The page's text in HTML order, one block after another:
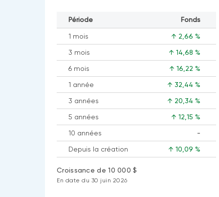
Période Fonds
1 mois ↑ 2,66 %
3 mois ↑ 14,68 %
6 mois ↑ 16,22 %
1 année ↑ 32,44 %
3 années ↑ 20,34 %
5 années ↑ 12,15 %
10 années
-
Aucune
donnée
Depuis la création ↑ 10,09 %
Croissance de 10 000 $
En date du 30 juin 2026